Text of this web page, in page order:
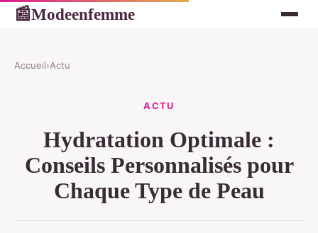
📰Modeenfemme
Accueil›Actu
ACTU
Hydratation Optimale :
Conseils Personnalisés pour
Chaque Type de Peau